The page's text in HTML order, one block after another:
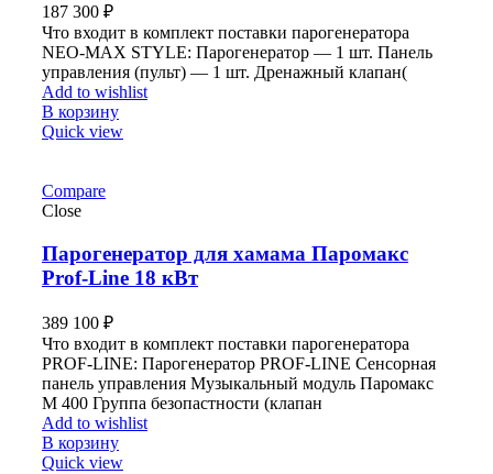
187 300 ₽
Что входит в комплект поставки парогенератора
NEO-MAX STYLE: Парогенератор — 1 шт. Панель
управления (пульт) — 1 шт. Дренажный клапан(
Add to wishlist
В корзину
Quick view
Compare
Close
Парогенератор для хамама Паромакс
Prof-Line 18 кВт
389 100 ₽
Что входит в комплект поставки парогенератора
PROF-LINE: Парогенератор PROF-LINE Сенсорная
панель управления Музыкальный модуль Паромакс
М 400 Группа безопастности (клапан
Add to wishlist
В корзину
Quick view